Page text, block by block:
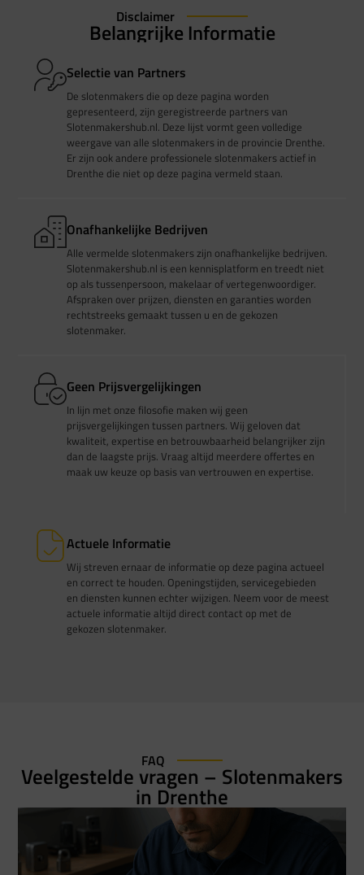
Disclaimer
Belangrijke Informatie
Selectie van Partners
De slotenmakers die op deze pagina worden
gepresenteerd, zijn geregistreerde partners van
Slotenmakershub.nl. Deze lijst vormt geen volledige
weergave van alle slotenmakers in de provincie Drenthe.
Er zijn ook andere professionele slotenmakers actief in
Drenthe die niet op deze pagina vermeld staan.
Onafhankelijke Bedrijven
Alle vermelde slotenmakers zijn onafhankelijke bedrijven.
Slotenmakershub.nl is een kennisplatform en treedt niet
op als tussenpersoon, makelaar of vertegenwoordiger.
Afspraken over prijzen, diensten en garanties worden
rechtstreeks gemaakt tussen u en de gekozen
slotenmaker.
Geen Prijsvergelijkingen
In lijn met onze filosofie maken wij geen
prijsvergelijkingen tussen partners. Wij geloven dat
kwaliteit, expertise en betrouwbaarheid belangrijker zijn
dan de laagste prijs. Vraag altijd meerdere offertes en
maak uw keuze op basis van vertrouwen en expertise.
Actuele Informatie
Wij streven ernaar de informatie op deze pagina actueel
en correct te houden. Openingstijden, servicegebieden
en diensten kunnen echter wijzigen. Neem voor de meest
actuele informatie altijd direct contact op met de
gekozen slotenmaker.
FAQ
Veelgestelde vragen – Slotenmakers
in Drenthe